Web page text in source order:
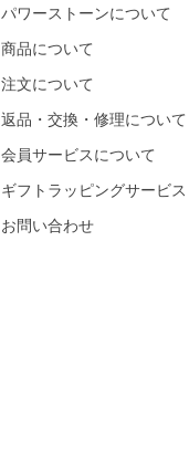
パワーストーンについて
商品について
注文について
返品・交換・修理について
会員サービスについて
ギフトラッピングサービス
お問い合わせ